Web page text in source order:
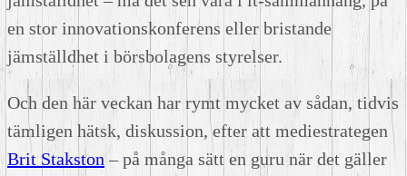
en stor innovationskonferens eller bristande
jämställdhet i börsbolagens styrelser.
Och den här veckan har rymt mycket av sådan, tidvis
tämligen hätsk, diskussion, efter att mediestrategen
Brit Stakston – på många sätt en guru när det gäller